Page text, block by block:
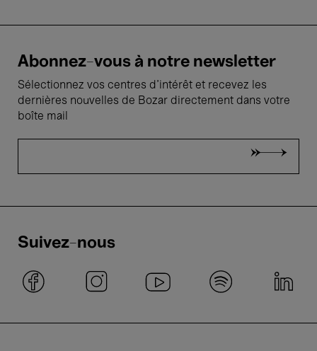
Abonnez-vous à notre newsletter
Sélectionnez vos centres d'intérêt et recevez les
dernières nouvelles de Bozar directement dans votre
boîte mail
Suivez-nous